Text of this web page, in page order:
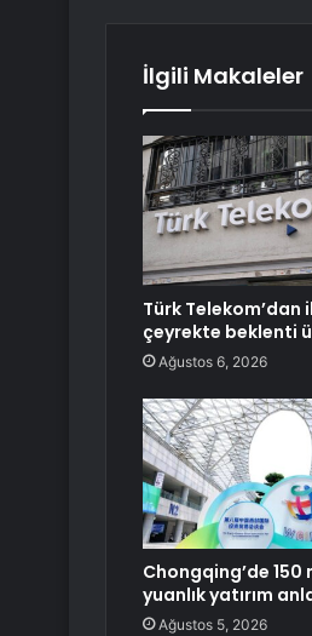
İlgili Makaleler
Türk Telekom’dan
çeyrekte beklenti
Ağustos 6, 2026
Chongqing’de 150
yuanlık yatırım
Ağustos 5, 2026